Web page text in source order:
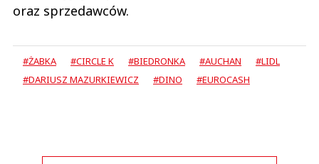
oraz sprzedawców.
#ŻABKA #CIRCLE K #BIEDRONKA #AUCHAN
#LIDL
#DARIUSZ MAZURKIEWICZ
#DINO #EUROCASH